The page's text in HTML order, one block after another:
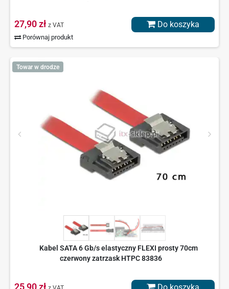
27,90 zł z VAT
Porównaj produkt
Do koszyka
Towar w drodze
Kabel SATA 6 Gb/s elastyczny FLEXI prosty 70cm
czerwony zatrzask HTPC 83836